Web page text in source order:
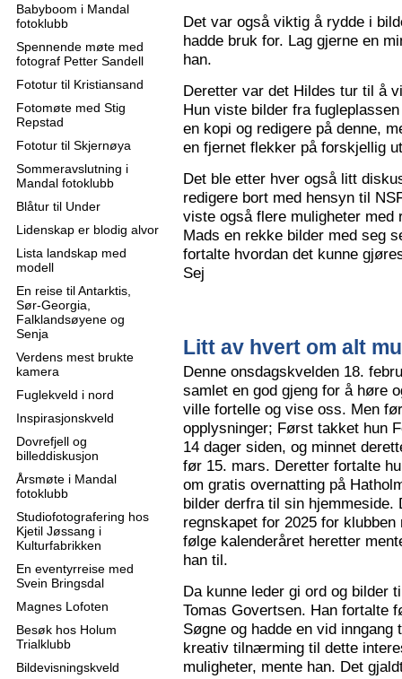
Babyboom i Mandal
fotoklubb
Spennende møte med
fotograf Petter Sandell
Fototur til Kristiansand
Fotomøte med Stig
Repstad
Fototur til Skjernøya
Sommeravslutning i
Mandal fotoklubb
Blåtur til Under
Lidenskap er blodig alvor
Lista landskap med
modell
En reise til Antarktis,
Sør-Georgia,
Falklandsøyene og
Senja
Verdens mest brukte
kamera
Fuglekveld i nord
Inspirasjonskveld
Dovrefjell og
billeddiskusjon
Årsmøte i Mandal
fotoklubb
Studiofotografering hos
Kjetil Jøssang i
Kulturfabrikken
En eventyrreise med
Svein Bringsdal
Magnes Lofoten
Besøk hos Holum
Trialklubb
Bildevisningskveld
Det var også viktig å rydde i
hadde bruk for. Lag gjerne en
han.
Deretter var det Hildes tur til å
Hun viste bilder fra
en kopi og redigere på denne,
en fjernet flekker på forskjellig
Det ble etter hver også litt
redigere bort med hensyn til
viste også flere muligheter
Mads en rekke bilder med seg
fortalte hvordan det kunne
Sej
Litt av hvert om alt
Denne onsdagskvelden 18.
samlet en god gjeng for å høre
ville fortelle og vise oss. Men
opplysninger; Først takket hun
14 dager siden, og minnet
før 15. mars. Deretter fortalte
om gratis overnatting på
bilder derfra til sin hjemmeside.
regnskapet for 2025 for
følge kalenderåret heretter
han til.
Da kunne leder gi ord og bilder
Tomas Govertsen. Han fortalte
Søgne og hadde en vid
kreativ tilnærming til dette
muligheter, mente han. Det